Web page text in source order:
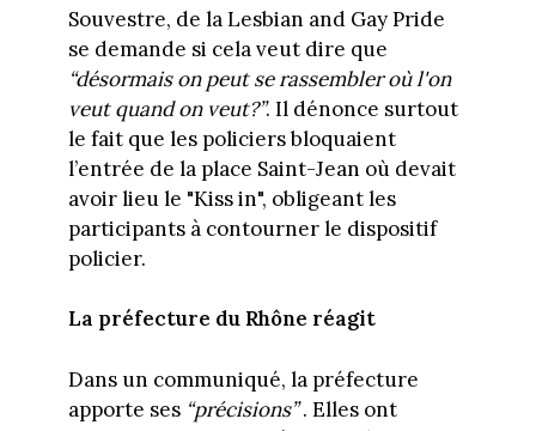
Souvestre, de la Lesbian and Gay Pride
se demande si cela veut dire que
“désormais on peut se rassembler où l'on
veut quand on veut?”. Il dénonce surtout
le fait que les policiers bloquaient
l’entrée de la place Saint-Jean où devait
avoir lieu le "Kiss in", obligeant les
participants à contourner le dispositif
policier.
La préfecture du Rhône réagit
Dans un communiqué, la préfecture
apporte ses “précisions”. Elles ont